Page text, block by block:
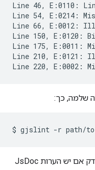
Line 46, E:0110:
Line 54, E:0214:
Line 66, E:0012:
Line 150, E:0120:
Line 175, E:0011:
Line 210, E:0121:
שלמה, כך:
כברירת מחדל, הכלי Closure Linter בודק אם יש הערות JsDoc